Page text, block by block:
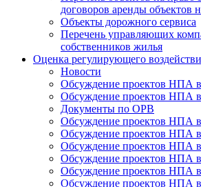
договоров аренды объектов
Объекты дорожного сервиса
Перечень управляющих
собственников жилья
Оценка регулирующего
Новости
Обсуждение проектов НПА в
Обсуждение проектов НПА в
Документы по ОРВ
Обсуждение проектов НПА в
Обсуждение проектов НПА в
Обсуждение проектов НПА в
Обсуждение проектов НПА в
Обсуждение проектов НПА в
Обсуждение проектов НПА в